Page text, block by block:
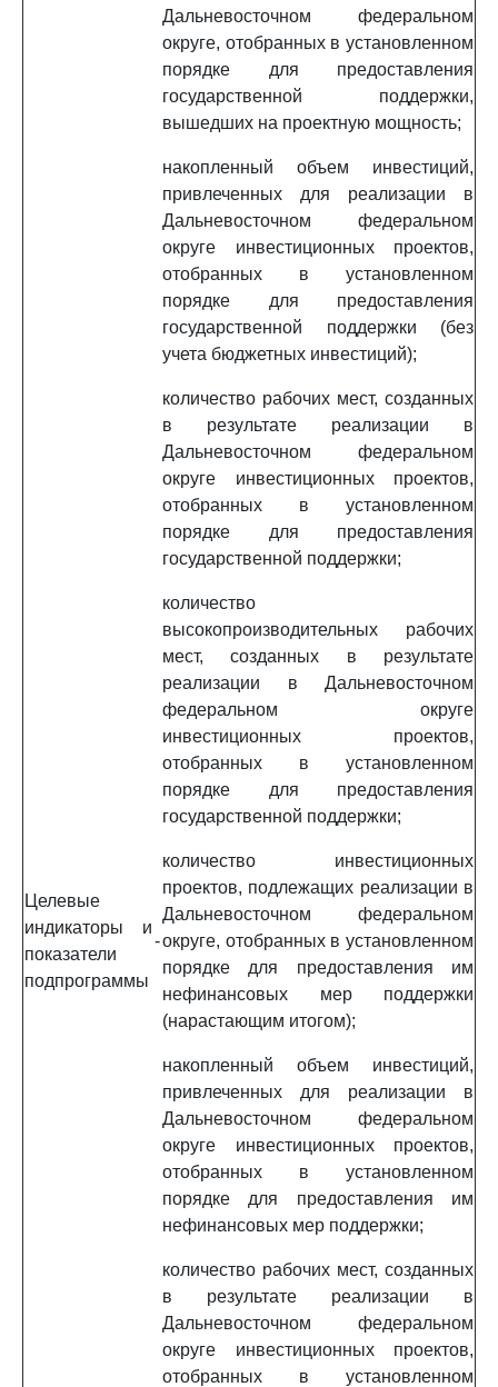
Целевые
индикаторы и
показатели
подпрограммы
-
Дальневосточном федеральном
округе, отобранных в установленном
порядке для предоставления
государственной поддержки,
вышедших на проектную мощность;
накопленный объем инвестиций,
привлеченных для реализации в
Дальневосточном федеральном
округе инвестиционных проектов,
отобранных в установленном
порядке для предоставления
государственной поддержки (без
учета бюджетных инвестиций);
количество рабочих мест, созданных
в результате реализации в
Дальневосточном федеральном
округе инвестиционных проектов,
отобранных в установленном
порядке для предоставления
государственной поддержки;
количество
высокопроизводительных рабочих
мест, созданных в результате
реализации в Дальневосточном
федеральном округе
инвестиционных проектов,
отобранных в установленном
порядке для предоставления
государственной поддержки;
количество инвестиционных
проектов, подлежащих реализации в
Дальневосточном федеральном
округе, отобранных в установленном
порядке для предоставления им
нефинансовых мер поддержки
(нарастающим итогом);
накопленный объем инвестиций,
привлеченных для реализации в
Дальневосточном федеральном
округе инвестиционных проектов,
отобранных в установленном
порядке для предоставления им
нефинансовых мер поддержки;
количество рабочих мест, созданных
в результате реализации в
Дальневосточном федеральном
округе инвестиционных проектов,
отобранных в установленном